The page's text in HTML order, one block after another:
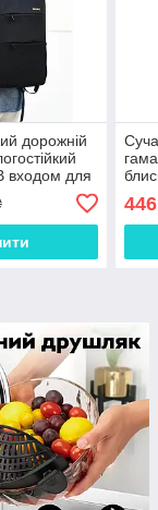
дорожній
входом для
для
446